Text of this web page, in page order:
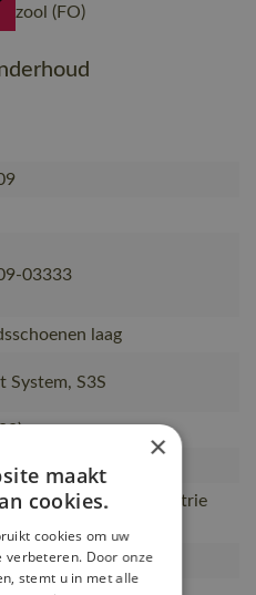
03333
laag
System, S3S
ACCELERATE
installatie, Lichte industrie
×
maakt
cookies.
cookies om uw
Door onze
stemt u in met alle